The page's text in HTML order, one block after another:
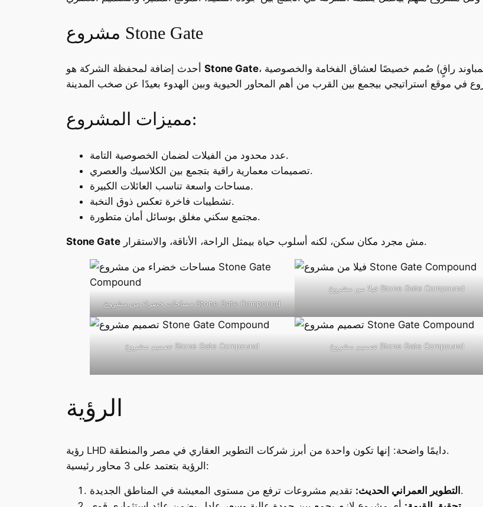
مشروع Stone Gate
Stone Gate
مميزات المشروع:
عدد محدود من الفيلات لضمان الخصوصية التامة.
تصميمات معمارية راقية بتجمع بين الكلاسيك والعصري.
مساحات واسعة تناسب العائلات الكبيرة.
تشطيبات فاخرة تعكس ذوق النخبة.
مجتمع سكني مغلق بوسائل أمان متطورة.
Stone Gate مش مجرد مكان سكن، لكنه أسلوب حياة بيمثل الراحة، الأناقة، والاستقرار.
مساحات خضراء من مشروع Stone Gate Compound
فيلا من مشروع Stone Gate Compound
تصميم مشروع Stone Gate Compound
تصميم مشروع Stone Gate Compound
الرؤية
رؤية LHD دايمًا واضحة: إنها تكون واحدة من أبرز شركات التطوير العقاري في مصر والمنطقة.
الرؤية بتعتمد على 3 محاور رئيسية:
التطوير العمراني الحديث: تقديم مشروعات ترفع من مستوى المعيشة في المناطق الجديدة.